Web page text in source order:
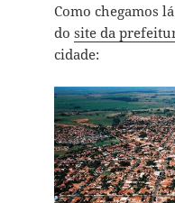
Como chegamos
do site da
cidade: